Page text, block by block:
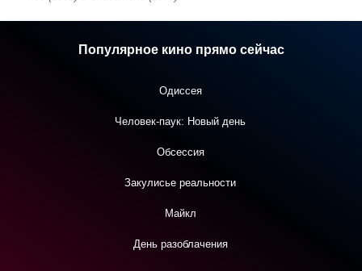
Популярное кино прямо сейчас
Одиссея
Человек-паук: Новый день
Обсессия
Закулисье реальности
Майкл
День разоблачения